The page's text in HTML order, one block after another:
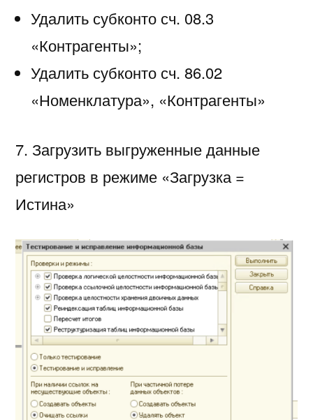
Удалить субконто сч. 08.3
«Контрагенты»;
Удалить субконто сч. 86.02
«Номенклатура», «Контрагенты»
7. Загрузить выгруженные данные
регистров в режиме «Загрузка =
Истина»